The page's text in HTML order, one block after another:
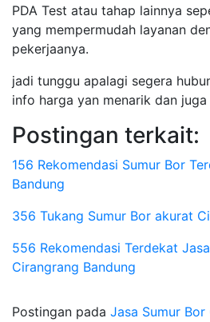
PDA Test atau tahap lainnya
yang mempermudah layanan
pekerjaanya.
jadi tunggu apalagi segera
info harga yan menarik dan
Postingan terkait:
156 Rekomendasi Sumur Bor
Bandung
356 Tukang Sumur Bor akurat
556 Rekomendasi Terdekat
Cirangrang Bandung
Postingan pada Jasa Sumur